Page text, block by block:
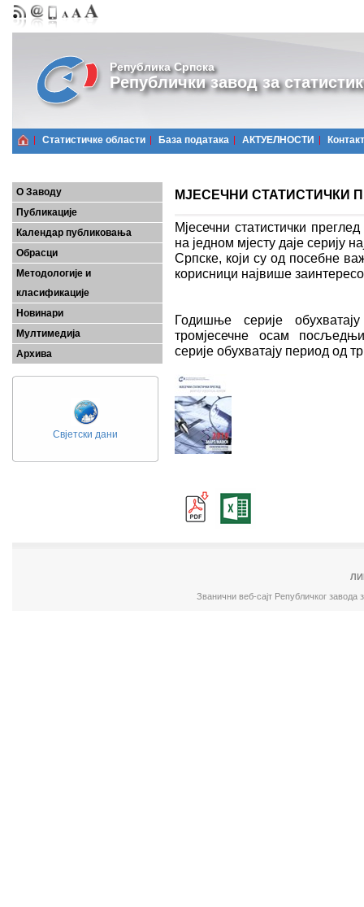
Република Српска
Републички завод за
Статистичке области Базa података АКТУЕЛНОСТИ Контакт
О Заводу
Публикације
Календар публиковања
Обрасци
Методологије и
класификације
Новинари
Мултимедија
Архива
Свјетски дани
МЈЕСЕЧНИ СТАТИСТИЧКИ
Мјесечни статистички
на једном мјесту даје серију
Српске, који су од посебне
корисници највише
Годишње серије
тромјесечне осам
серије обухватају период од
Званични веб-сајт Републичког